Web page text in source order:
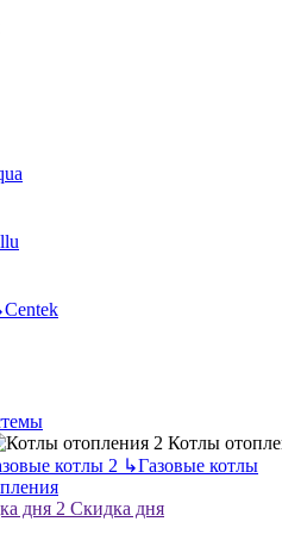
Centek
Котлы
↳Газовые котлы
Скидка дня